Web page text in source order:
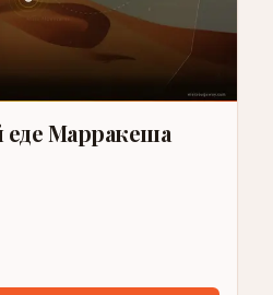
еде Марракеша